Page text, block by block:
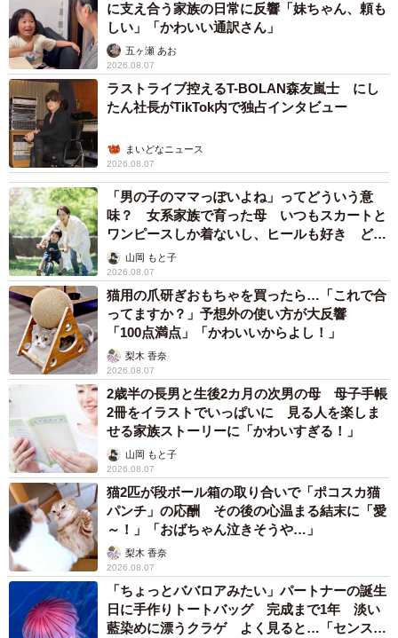
に支え合う家族の日常に反響「妹ちゃん、頼も
しい」「かわいい通訳さん」
五ヶ瀬 あお
2026.08.07
ラストライブ控えるT-BOLAN森友嵐士 にし
たん社長がTikTok内で独占インタビュー
まいどなニュース
2026.08.07
「男の子のママっぽいよね」ってどういう意
味？ 女系家族で育った母 いつもスカートと
ワンピースしか着ないし、ヒールも好き どの
へんが…
山岡 もと子
2026.08.07
猫用の爪研ぎおもちゃを買ったら…「これで合
ってますか？」予想外の使い方が大反響
「100点満点」「かわいいからよし！」
梨木 香奈
2026.08.07
2歳半の長男と生後2カ月の次男の母 母子手帳
2冊をイラストでいっぱいに 見る人を楽しま
せる家族ストーリーに「かわいすぎる！」
山岡 もと子
2026.08.07
猫2匹が段ボール箱の取り合いで「ポコスカ猫
パンチ」の応酬 その後の心温まる結末に「愛
～！」「おばちゃん泣きそうや…」
梨木 香奈
2026.08.07
「ちょっとババロアみたい」パートナーの誕生
日に手作りトートバッグ 完成まで1年 淡い
藍染めに漂うクラゲ よく見ると…「センスす